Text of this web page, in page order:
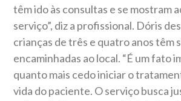
têm ido às consultas e se mostram
serviço”, diz a profissional. Dóris
crianças de três e quatro anos têm
encaminhadas ao local. “É um fato
quanto mais cedo iniciar o
vida do paciente. O serviço busca